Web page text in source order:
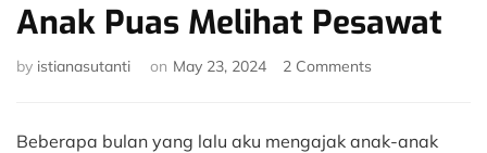
Anak Puas Melihat Pesawat
by istianasutanti on May 23, 2024 2 Comments
Style
Beberapa bulan yang lalu aku mengajak anak-anak